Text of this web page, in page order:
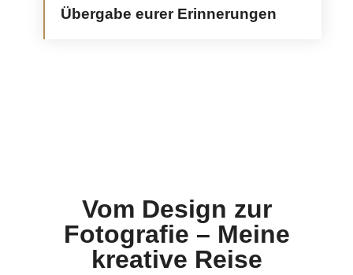
Übergabe eurer Erinnerungen
Vom Design zur
Fotografie – Meine
kreative Reise